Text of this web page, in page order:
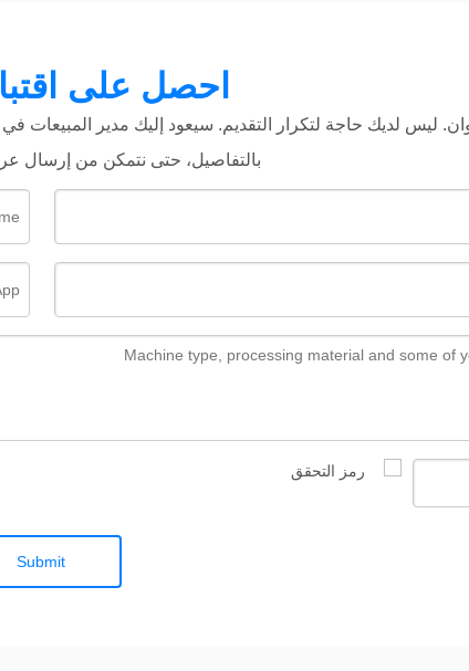
احصل على
بالتفاصيل، حتى نتمكن من إرسال
Submit